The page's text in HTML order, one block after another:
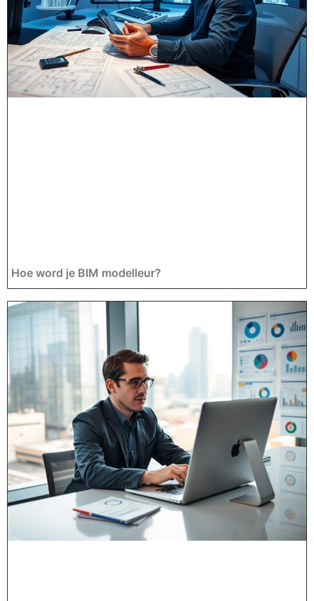
Hoe word je BIM modelleur?